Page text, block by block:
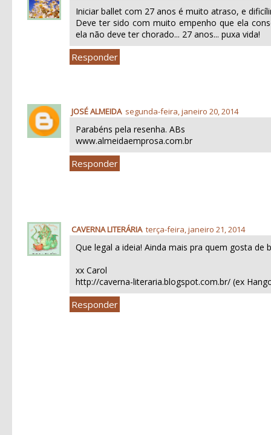
Iniciar ballet com 27 anos é muito atraso, e
Deve ter sido com muito empenho que ela
ela não deve ter chorado... 27 anos... puxa vida!
Responder
JOSÉ ALMEIDA segunda-feira, janeiro 20, 2014
Parabéns pela resenha. ABs
www.almeidaemprosa.com.br
Responder
CAVERNA LITERÁRIA terça-feira, janeiro 21, 2014
Que legal a ideia! Ainda mais pra quem gosta
xx Carol
http://caverna-literaria.blogspot.com.br/ (ex
Responder